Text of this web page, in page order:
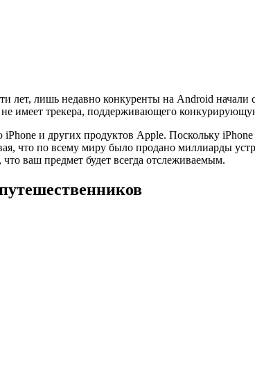
лет, лишь недавно конкуренты на Android
имеет трекера, поддерживающего
и других продуктов Apple. Поскольку
что по всему миру было продано миллиарды
что ваш предмет будет всегда отслеживаемым.